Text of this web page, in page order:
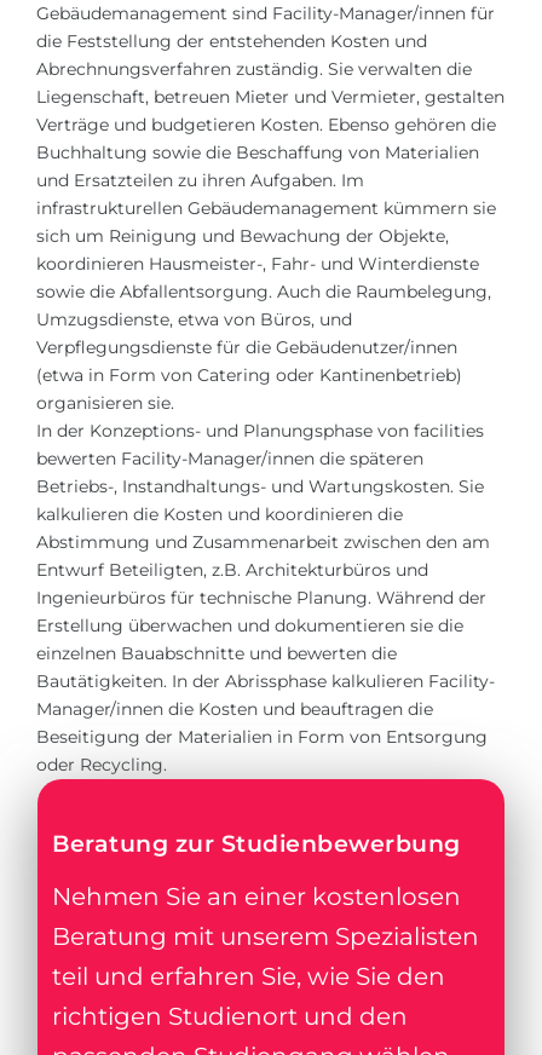
Gebäudemanagement sind Facility-Manager/innen für
die Feststellung der entstehenden Kosten und
Abrechnungsverfahren zuständig. Sie verwalten die
Liegenschaft, betreuen Mieter und Vermieter, gestalten
Verträge und budgetieren Kosten. Ebenso gehören die
Buchhaltung sowie die Beschaffung von Materialien
und Ersatzteilen zu ihren Aufgaben. Im
infrastrukturellen Gebäudemanagement kümmern sie
sich um Reinigung und Bewachung der Objekte,
koordinieren Hausmeister-, Fahr- und Winterdienste
sowie die Abfallentsorgung. Auch die Raumbelegung,
Umzugsdienste, etwa von Büros, und
Verpflegungsdienste für die Gebäudenutzer/innen
(etwa in Form von Catering oder Kantinenbetrieb)
organisieren sie.
In der Konzeptions- und Planungsphase von facilities
bewerten Facility-Manager/innen die späteren
Betriebs-, Instandhaltungs- und Wartungskosten. Sie
kalkulieren die Kosten und koordinieren die
Abstimmung und Zusammenarbeit zwischen den am
Entwurf Beteiligten, z.B. Architekturbüros und
Ingenieurbüros für technische Planung. Während der
Erstellung überwachen und dokumentieren sie die
einzelnen Bauabschnitte und bewerten die
Bautätigkeiten. In der Abrissphase kalkulieren Facility-
Manager/innen die Kosten und beauftragen die
Beseitigung der Materialien in Form von Entsorgung
oder Recycling.
Beratung zur Studienbewerbung
Nehmen Sie an einer kostenlosen
Beratung mit unserem Spezialisten
teil und erfahren Sie, wie Sie den
richtigen Studienort und den